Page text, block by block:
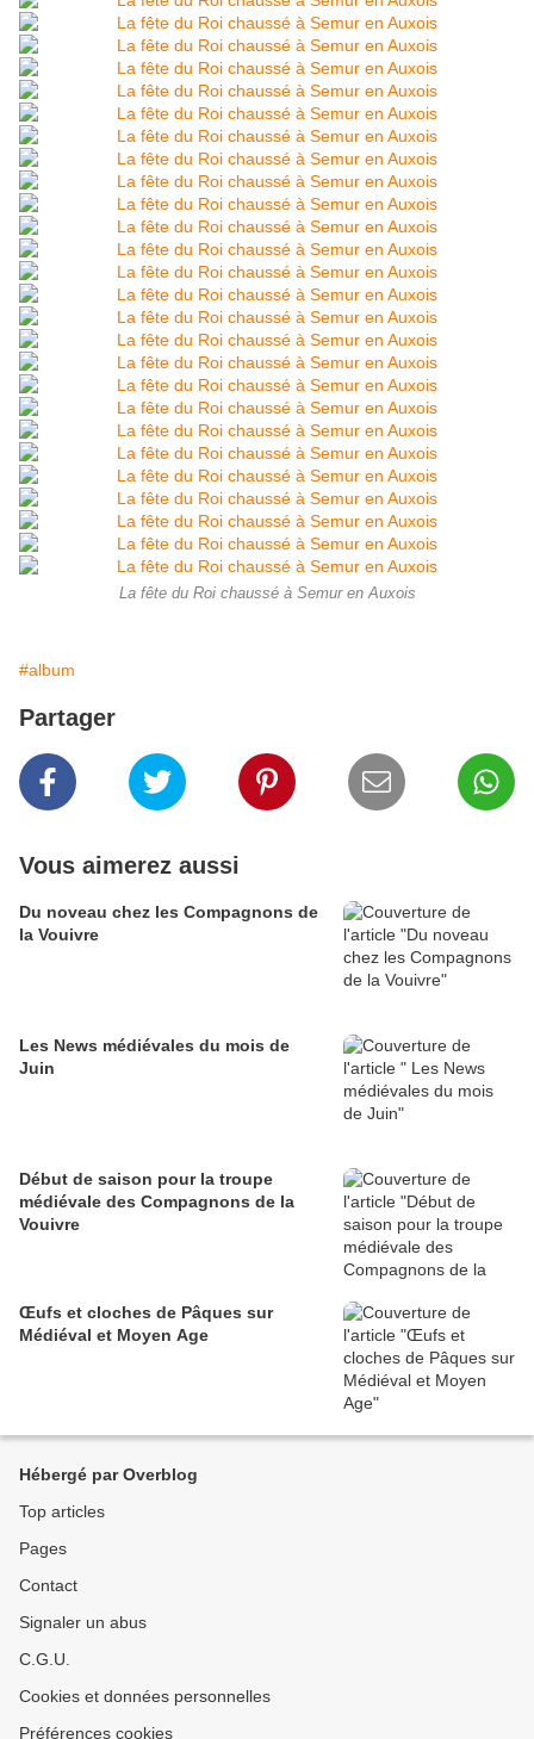
La fête du Roi chaussé à Semur en Auxois
#album
Partager
Vous aimerez aussi
Du noveau chez les Compagnons de
la Vouivre
Les News médiévales du mois de
Juin
Début de saison pour la troupe
médiévale des Compagnons de la
Vouivre
Œufs et cloches de Pâques sur
Médiéval et Moyen Age
Hébergé par Overblog
Top articles
Pages
Contact
Signaler un abus
C.G.U.
Cookies et données personnelles
Préférences cookies